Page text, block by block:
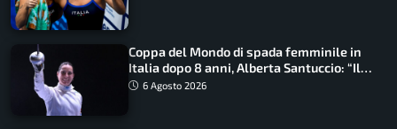
Coppa del Mondo di spada femminile in
Italia dopo 8 anni, Alberta Santuccio: “Il
lavoro dà sempre i suoi frutti”
6 Agosto 2026